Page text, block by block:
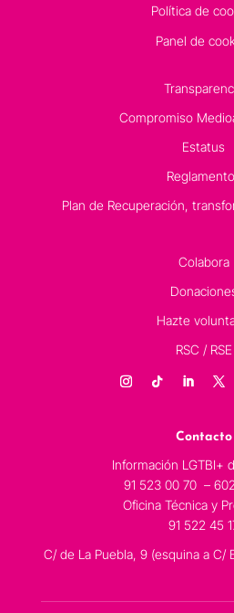
Política de
Panel de
Compromiso
Estatus
Plan de Recuperación,
Colabora
Hazte
RSC / RSE
Contacto
Información LGTBI+
91 523 00 70 –
Oficina Técnica y
91 522 45
C/ de La Puebla, 9 (esquina a C/